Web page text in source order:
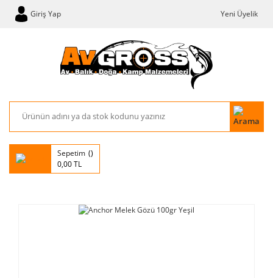
Giriş Yap Yeni Üyelik
Sepetim
0,00 TL